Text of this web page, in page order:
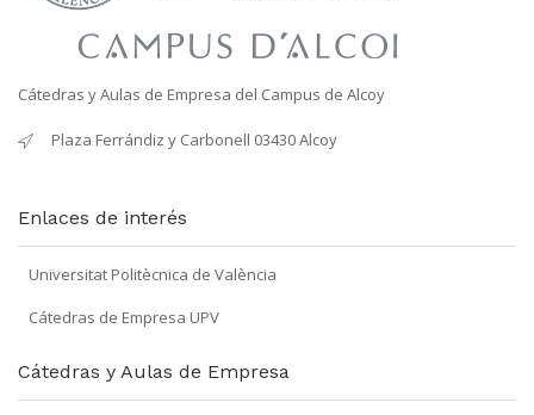
Cátedras y Aulas de Empresa del Campus de Alcoy
Plaza Ferrándiz y Carbonell 03430 Alcoy
Enlaces de interés
Universitat Politècnica de València
Cátedras de Empresa UPV
Cátedras y Aulas de Empresa